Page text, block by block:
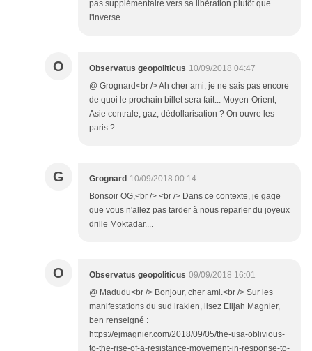
pas supplémentaire vers sa libération plutôt que
l'inverse.
O Observatus geopoliticus 10/09/2018 04:47
@ Grognard<br /> Ah cher ami, je ne sais pas encore
de quoi le prochain billet sera fait... Moyen-Orient,
Asie centrale, gaz, dédollarisation ? On ouvre les
paris ?
G Grognard 10/09/2018 00:14
Bonsoir OG,<br /> <br /> Dans ce contexte, je gage
que vous n'allez pas tarder à nous reparler du joyeux
drille Moktadar....
O Observatus geopoliticus 09/09/2018 16:01
@ Madudu<br /> Bonjour, cher ami.<br /> Sur les
manifestations du sud irakien, lisez Elijah Magnier,
ben renseigné :
https://ejmagnier.com/2018/09/05/the-usa-oblivious-
to-the-rise-of-a-resistance-movement-in-response-to-